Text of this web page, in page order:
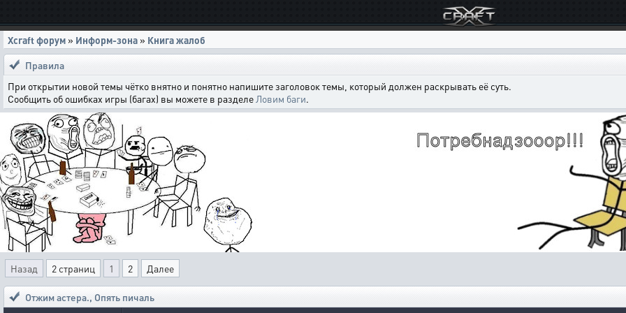
Xcraft форум » Информ-зона » Книга жалоб
Правила
При открытии новой темы чётко внятно и понятно напишите заголовок темы, который должен раскрывать её суть.
Сообщить об ошибках игры (багах) вы можете в разделе Ловим баги.
Назад 2 страниц 1 2 Далее
Отжим астера., Опять пичаль